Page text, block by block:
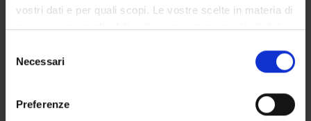
vostri dati e per quali scopi. Le vostre scelte in materia di
privacy sono applicabili solo su questa proprietà digitale
modificare o revocare il proprio consenso in qualsiasi
momento dalla Dichiarazione sui cookie o facendo clic
delNecessari
Preferenze
MAIN PARTNER
Institut National de la Recherche Agronomique (INRA)
Finanziamento: assegnato e gestito dal Dipartimento